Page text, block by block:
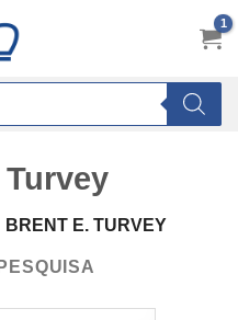
BRENT E. TURVEY